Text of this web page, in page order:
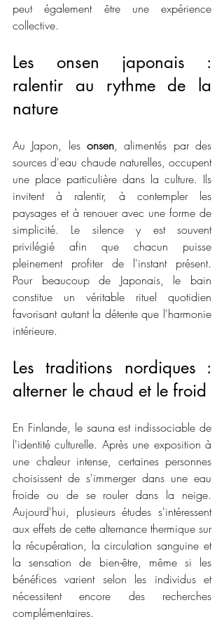
peut également être une expérience
collective.
Les onsen japonais :
ralentir au rythme de la
nature
Au Japon, les onsen, alimentés par des
sources d'eau chaude naturelles, occupent
une place particulière dans la culture. Ils
invitent à ralentir, à contempler les
paysages et à renouer avec une forme de
simplicité. Le silence y est souvent
privilégié afin que chacun puisse
pleinement profiter de l'instant présent.
Pour beaucoup de Japonais, le bain
constitue un véritable rituel quotidien
favorisant autant la détente que l'harmonie
intérieure.
Les traditions nordiques :
alterner le chaud et le froid
En Finlande, le sauna est indissociable de
l'identité culturelle. Après une exposition à
une chaleur intense, certaines personnes
choisissent de s'immerger dans une eau
froide ou de se rouler dans la neige.
Aujourd'hui, plusieurs études s'intéressent
aux effets de cette alternance thermique sur
la récupération, la circulation sanguine et
la sensation de bien-être, même si les
bénéfices varient selon les individus et
nécessitent encore des recherches
complémentaires.